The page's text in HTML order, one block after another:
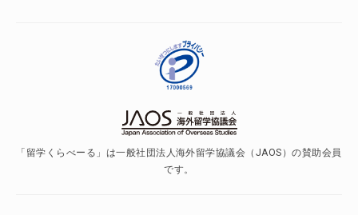
「留学くらべーる」は一般社団法人海外留学協議会（JAOS）の賛助会員
です。